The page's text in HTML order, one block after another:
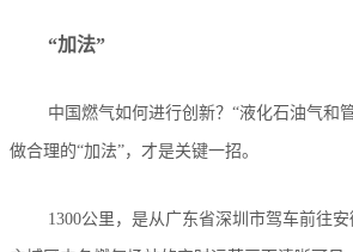
“加法”
中国燃气如何进行创新？“液化石油气和
做合理的“加法”，才是关键一招。
1300公里，是从广东省深圳市驾车前往